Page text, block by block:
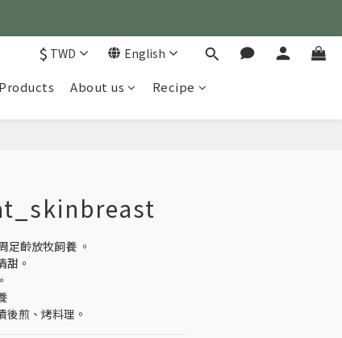
$ TWD English
About us Recipe
足齡放牧飼養 。
甜。
後煎、烤料理。